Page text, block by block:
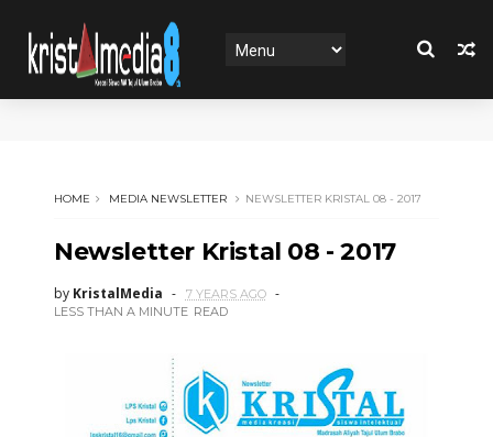
HOME MEDIA NEWSLETTER NEWSLETTER KRISTAL 08 - 2017
Newsletter Kristal 08 - 2017
by KristalMedia
7 YEARS AGO
LESS THAN A MINUTE READ